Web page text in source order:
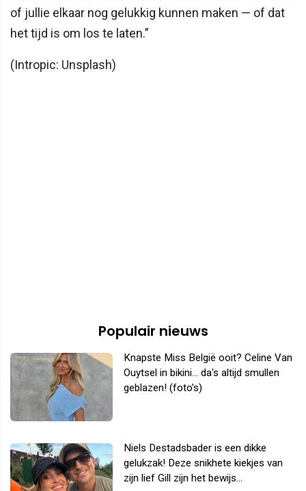
of jullie elkaar nog gelukkig kunnen maken — of dat
het tijd is om los te laten.”
(Intropic: Unsplash)
Populair nieuws
Knapste Miss België ooit? Celine Van
Ouytsel in bikini... da's altijd smullen
geblazen! (foto's)
Niels Destadsbader is een dikke
gelukzak! Deze snikhete kiekjes van
zijn lief Gill zijn het bewijs...